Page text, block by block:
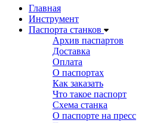
Главная
Инструмент
Паспорта станков
Архив паспартов
Доставка
Оплата
О паспортах
Как заказать
Что такое паспорт
Схема станка
О паспорте на пресс